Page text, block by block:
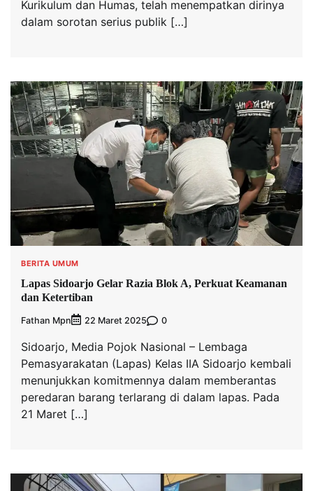
Kurikulum dan Humas, telah menempatkan dirinya
dalam sorotan serius publik […]
BERITA UMUM
Lapas Sidoarjo Gelar Razia Blok A, Perkuat Keamanan
dan Ketertiban
Fathan Mpn 22 Maret 2025 0
Sidoarjo, Media Pojok Nasional – Lembaga
Pemasyarakatan (Lapas) Kelas IIA Sidoarjo kembali
menunjukkan komitmennya dalam memberantas
peredaran barang terlarang di dalam lapas. Pada
21 Maret […]